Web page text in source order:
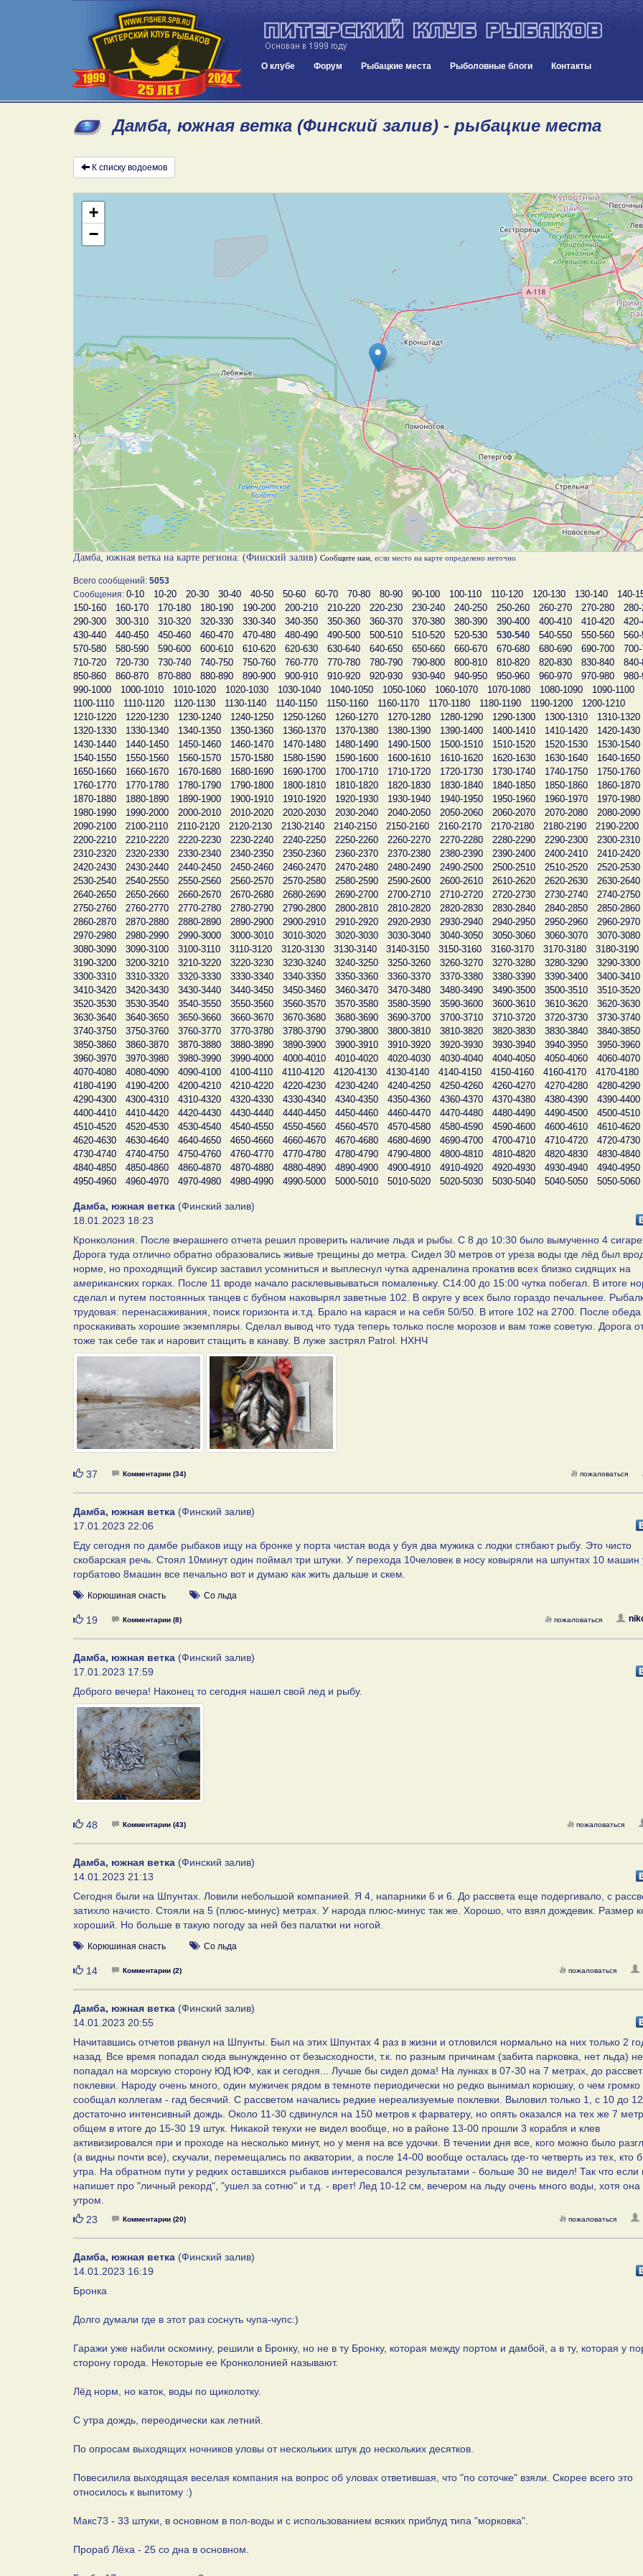
О клубе Форум Рыбацкие места Рыболовные блоги Контакты
Дамба, южная ветка (Финский залив) - рыбацкие места
К списку водоемов
+
−
Дамба, южная ветка на карте региона: (Финский залив) Сообщите нам , если место на карте определено неточно
Всего сообщений: 5053
Сообщения: 0-10 10-20 20-30 30-40 40-50 50-60 60-70 70-80 80-90 90-100 100-110 110-120 120-130 130-140
140-
150-160
160-170 170-180 180-190 190-200 200-210 210-220 220-230 230-240 240-250 250-260 260-270 270-280
290-300
300-310 310-320 320-330 330-340 340-350 350-360 360-370 370-380 380-390 390-400 400-410 410-420
430-440
440-450 450-460 460-470 470-480 480-490 490-500 500-510 510-520 520-530 530-540 540-550 550-560
570-580
580-590 590-600 600-610 610-620 620-630 630-640 640-650 650-660 660-670 670-680 680-690 690-700
710-720
720-730 730-740 740-750 750-760 760-770 770-780 780-790 790-800 800-810 810-820 820-830 830-840
850-860
860-870 870-880 880-890 890-900 900-910 910-920 920-930 930-940 940-950 950-960 960-970 970-980
990-1000
1000-1010 1010-1020 1020-1030 1030-1040 1040-1050 1050-1060 1060-1070 1070-1080 1080-1090
1090-1100
1100-1110
1110-1120 1120-1130 1130-1140 1140-1150 1150-1160 1160-1170 1170-1180 1180-1190 1190-1200
1200-1210
1210-1220
1220-1230 1230-1240 1240-1250 1250-1260 1260-1270 1270-1280 1280-1290 1290-1300 1300-1310
1310-1320
1320-1330
1330-1340 1340-1350 1350-1360 1360-1370 1370-1380 1380-1390 1390-1400 1400-1410 1410-1420
1420-1430
1430-1440
1440-1450 1450-1460 1460-1470 1470-1480 1480-1490 1490-1500 1500-1510 1510-1520 1520-1530
1530-1540
1540-1550
1550-1560 1560-1570 1570-1580 1580-1590 1590-1600 1600-1610 1610-1620 1620-1630 1630-1640
1640-1650
1650-1660
1660-1670 1670-1680 1680-1690 1690-1700 1700-1710 1710-1720 1720-1730 1730-1740 1740-1750
1750-1760
1760-1770
1770-1780 1780-1790 1790-1800 1800-1810 1810-1820 1820-1830 1830-1840 1840-1850 1850-1860
1860-1870
1870-1880
1880-1890 1890-1900 1900-1910 1910-1920 1920-1930 1930-1940 1940-1950 1950-1960 1960-1970
1970-1980
1980-1990
1990-2000 2000-2010 2010-2020 2020-2030 2030-2040 2040-2050 2050-2060 2060-2070 2070-2080
2080-2090
2090-2100
2100-2110 2110-2120 2120-2130 2130-2140 2140-2150 2150-2160 2160-2170 2170-2180 2180-2190
2190-2200
2200-2210
2210-2220 2220-2230 2230-2240 2240-2250 2250-2260 2260-2270 2270-2280 2280-2290 2290-2300
2300-2310
2310-2320
2320-2330 2330-2340 2340-2350 2350-2360 2360-2370 2370-2380 2380-2390 2390-2400 2400-2410
2410-2420
2420-2430
2430-2440 2440-2450 2450-2460 2460-2470 2470-2480 2480-2490 2490-2500 2500-2510 2510-2520
2520-2530
2530-2540
2540-2550 2550-2560 2560-2570 2570-2580 2580-2590 2590-2600 2600-2610 2610-2620 2620-2630
2630-2640
2640-2650
2650-2660 2660-2670 2670-2680 2680-2690 2690-2700 2700-2710 2710-2720 2720-2730 2730-2740
2740-2750
2750-2760
2760-2770 2770-2780 2780-2790 2790-2800 2800-2810 2810-2820 2820-2830 2830-2840 2840-2850
2850-2860
2860-2870
2870-2880 2880-2890 2890-2900 2900-2910 2910-2920 2920-2930 2930-2940 2940-2950 2950-2960
2960-2970
2970-2980
2980-2990 2990-3000 3000-3010 3010-3020 3020-3030 3030-3040 3040-3050 3050-3060 3060-3070
3070-3080
3080-3090
3090-3100 3100-3110 3110-3120 3120-3130 3130-3140 3140-3150 3150-3160 3160-3170 3170-3180
3180-3190
3190-3200
3200-3210 3210-3220 3220-3230 3230-3240 3240-3250 3250-3260 3260-3270 3270-3280 3280-3290
3290-3300
3300-3310
3310-3320 3320-3330 3330-3340 3340-3350 3350-3360 3360-3370 3370-3380 3380-3390 3390-3400
3400-3410
3410-3420
3420-3430 3430-3440 3440-3450 3450-3460 3460-3470 3470-3480 3480-3490 3490-3500 3500-3510
3510-3520
3520-3530
3530-3540 3540-3550 3550-3560 3560-3570 3570-3580 3580-3590 3590-3600 3600-3610 3610-3620
3620-3630
3630-3640
3640-3650 3650-3660 3660-3670 3670-3680 3680-3690 3690-3700 3700-3710 3710-3720 3720-3730
3730-3740
3740-3750
3750-3760 3760-3770 3770-3780 3780-3790 3790-3800 3800-3810 3810-3820 3820-3830 3830-3840
3840-3850
3850-3860
3860-3870 3870-3880 3880-3890 3890-3900 3900-3910 3910-3920 3920-3930 3930-3940 3940-3950
3950-3960
3960-3970
3970-3980 3980-3990 3990-4000 4000-4010 4010-4020 4020-4030 4030-4040 4040-4050 4050-4060
4060-4070
4070-4080
4080-4090 4090-4100 4100-4110 4110-4120 4120-4130 4130-4140 4140-4150 4150-4160 4160-4170
4170-4180
4180-4190
4190-4200 4200-4210 4210-4220 4220-4230 4230-4240 4240-4250 4250-4260 4260-4270 4270-4280
4280-4290
4290-4300
4300-4310 4310-4320 4320-4330 4330-4340 4340-4350 4350-4360 4360-4370 4370-4380 4380-4390
4390-4400
4400-4410
4410-4420 4420-4430 4430-4440 4440-4450 4450-4460 4460-4470 4470-4480 4480-4490 4490-4500
4500-4510
4510-4520
4520-4530 4530-4540 4540-4550 4550-4560 4560-4570 4570-4580 4580-4590 4590-4600 4600-4610
4610-4620
4620-4630
4630-4640 4640-4650 4650-4660 4660-4670 4670-4680 4680-4690 4690-4700 4700-4710 4710-4720
4720-4730
4730-4740
4740-4750 4750-4760 4760-4770 4770-4780 4780-4790 4790-4800 4800-4810 4810-4820 4820-4830
4830-4840
4840-4850
4850-4860 4860-4870 4870-4880 4880-4890 4890-4900 4900-4910 4910-4920 4920-4930 4930-4940
4940-4950
4950-4960
4960-4970 4970-4980 4980-4990 4990-5000 5000-5010 5010-5020 5020-5030 5030-5040 5040-5050 5050-5060
Дамба, южная ветка (Финский залив)
18.01.2023 18:23
Кронколония. После вчерашнего отчета решил проверить наличие льда и рыбы. С 8 до 10:30 было вымученно 4
Дорога туда отлично обратно образовались живые трещины до метра. Сидел 30 метров от уреза воды где лёд был
норме, но проходящий буксир заставил усомниться и выплеснул чутка адреналина прокатив всех близко сидящих на
американских горках. После 11 вроде начало расклевывываться помаленьку. С14:00 до 15:00 чутка побегал. В итоге
сделал и путем постоянных танцев с бубном наковырял заветные 102. В округе у всех было гораздо печальнее.
трудовая: перенасаживания, поиск горизонта и.т.д. Брало на карася и на себя 50/50. В итоге 102 на 2700. После обеда
проскакивать хорошие экземпляры. Сделал вывод что туда теперь только после морозов и вам тоже советую. Дорога
тоже так себе так и наровит стащить в канаву. В луже застрял Patrol. НХНЧ
Нравится
37 Комментарии (34) пожаловаться
Дамба, южная ветка (Финский залив)
17.01.2023 22:06
Еду сегодня по дамбе рыбаков ищу на бронке у порта чистая вода у буя два мужика с лодки стябают рыбу. Это чисто
скобарская речь. Стоял 10минут один поймал три штуки. У перехода 10человек в носу ковыряли на шпунтах 10 машин
горбатово 8машин все печально вот и думаю как жить дальше и скем.
Корюшиная снасть Со льда
Нравится
19 Комментарии (8) пожаловаться
Дамба, южная ветка (Финский залив)
17.01.2023 17:59
Доброго вечера! Наконец то сегодня нашел свой лед и рыбу.
Нравится
48 Комментарии (43) пожаловаться
Дамба, южная ветка (Финский залив)
14.01.2023 21:13
Сегодня были на Шпунтах. Ловили небольшой компанией. Я 4, напарники 6 и 6. До рассвета еще подергивало, с
затихло начисто. Стояли на 5 (плюс-минус) метрах. У народа плюс-минус так же. Хорошо, что взял дождевик. Размер
хороший. Но больше в такую погоду за ней без палатки ни ногой.
Корюшиная снасть Со льда
Нравится
14 Комментарии (2) пожаловаться
Дамба, южная ветка (Финский залив)
14.01.2023 20:55
Начитавшись отчетов рванул на Шпунты. Был на этих Шпунтах 4 раз в жизни и отловился нормально на них только 2
назад. Все время попадал сюда вынужденно от безысходности, т.к. по разным причинам (забита парковка, нет льда) не
попадал на морскую сторону ЮД ЮФ, как и сегодня... Лучше бы сидел дома! На лунках в 07-30 на 7 метрах, до
поклевки. Народу очень много, один мужичек рядом в темноте периодически но редко вынимал корюшку, о чем громко
сообщал коллегам - гад бесячий. С рассветом начались редкие нереализуемые поклевки. Выловил только 1, с 10 до
достаточно интенсивный дождь. Около 11-30 сдвинулся на 150 метров к фарватеру, но опять оказался на тех же 7
общем в итоге до 15-30 19 штук. Никакой текухи не видел вообще, но в районе 13-00 прошли 3 корабля и клев
активизировался при и проходе на несколько минут, но у меня на все удочки. В течении дня все, кого можно было
(а видны почти все), скучали, перемещались по акватории, а после 14-00 вообще осталась где-то четверть из тех, кто
утра. На обратном пути у редких оставшихся рыбаков интересовался результатами - больше 30 не видел! Так что если
напишет про "личный рекорд", "ушел за сотню" и т.д. - врет! Лед 10-12 см, вечером на льду очень много воды, хотя
утром.
Нравится
23 Комментарии (20) пожаловаться
Дамба, южная ветка (Финский залив)
14.01.2023 16:19
Бронка
Долго думали где в этот раз соснуть чупа-чупс:)
Гаражи уже набили оскомину, решили в Бронку, но не в ту Бронку, которая между портом и дамбой, а в ту, которая у
сторону города. Некоторые ее Кронколонией называют.
Лёд норм, но каток, воды по щиколотку.
С утра дождь, переодически как летний.
По опросам выходящих ночников уловы от нескольких штук до нескольких десятков.
Повесилила выходящая веселая компания на вопрос об уловах ответившая, что "по соточке" взяли. Скорее всего это
относилось к выпитому :)
Макс73 - 33 штуки, в основном в пол-воды и с использованием всяких приблуд типа "морковка".
Прораб Лёха - 25 со дна в основном.